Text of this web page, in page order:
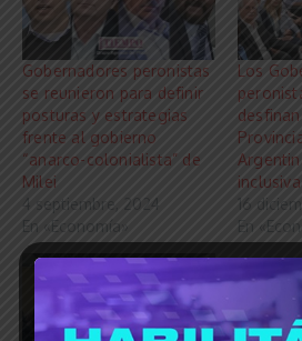
Gobernadores peronistas
se reunieron para definir
posturas y estrategias
frente al gobierno
“anarco-colonialista” de
Milei
4 septiembre, 2024
En «Economía»
Los
16
En